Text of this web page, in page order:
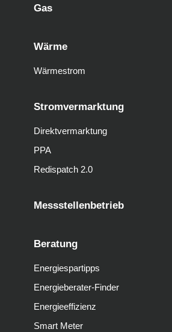
Gas
Wärme
Wärmestrom
Stromvermarktung
Direktvermarktung
PPA
Redispatch 2.0
Messstellenbetrieb
Beratung
Energiespartipps
Energieberater-Finder
Energieeffizienz
Smart Meter